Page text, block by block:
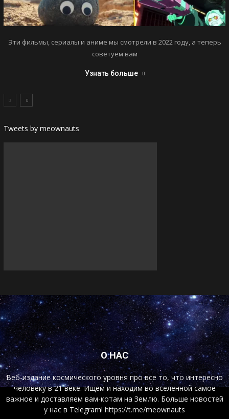
Эти фильмы, сериалы и аниме мы смотрели в 2022 году, а теперь
советуем вам
Узнать больше
Tweets by meownauts
О НАС
Веб-издание космического уровня про все то, что интересно
человеку в 21 веке. Ищем и находим во вселенной самое
важное и доставляем вам-котам на Землю. Больше новостей
у нас в Telegram! https://t.me/meownauts